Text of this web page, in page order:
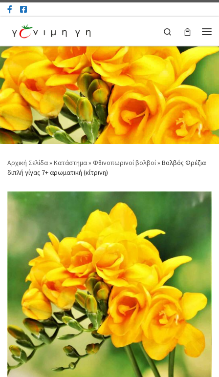
Μετάβαση στο περιεχόμενο
Search
Αρχική Σελίδα» Κατάστημα» Φθινοπωρινοί βολβοί» Βολβός Φρέζια
διπλή γίγας 7+ αρωματική (κίτρινη)